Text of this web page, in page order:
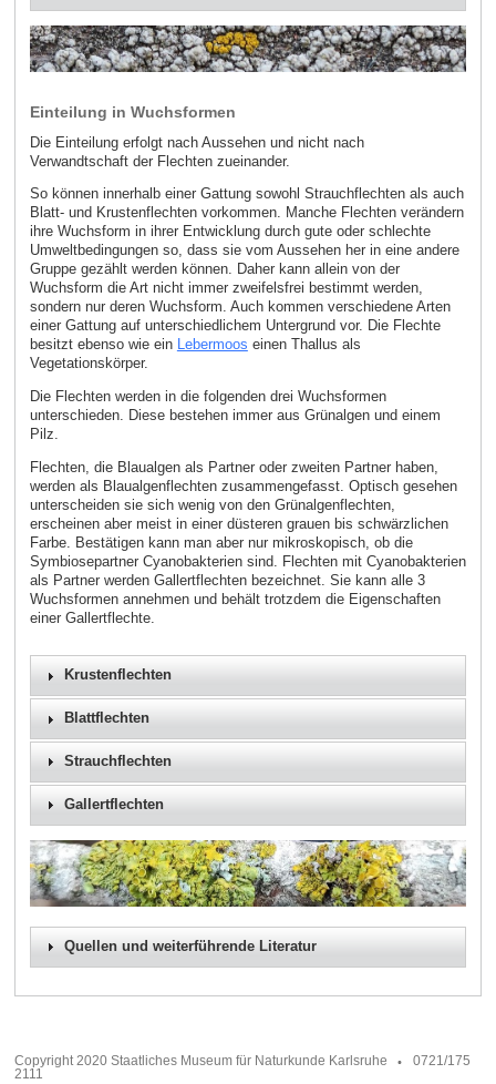
Einteilung in Wuchsformen
Die Einteilung erfolgt nach Aussehen und nicht nach
Verwandtschaft der Flechten zueinander.
So können innerhalb einer Gattung sowohl Strauchflechten als auch
Blatt- und Krustenflechten vorkommen. Manche Flechten verändern
ihre Wuchsform in ihrer Entwicklung durch gute oder schlechte
Umweltbedingungen so, dass sie vom Aussehen her in eine andere
Gruppe gezählt werden können. Daher kann allein von der
Wuchsform die Art nicht immer zweifelsfrei bestimmt werden,
sondern nur deren Wuchsform. Auch kommen verschiedene Arten
einer Gattung auf unterschiedlichem Untergrund vor. Die Flechte
besitzt ebenso wie ein Lebermoos einen Thallus als
Vegetationskörper.
Die Flechten werden in die folgenden drei Wuchsformen
unterschieden. Diese bestehen immer aus Grünalgen und einem
Pilz.
Flechten, die Blaualgen als Partner oder zweiten Partner haben,
werden als Blaualgenflechten zusammengefasst. Optisch gesehen
unterscheiden sie sich wenig von den Grünalgenflechten,
erscheinen aber meist in einer düsteren grauen bis schwärzlichen
Farbe. Bestätigen kann man aber nur mikroskopisch, ob die
Symbiosepartner Cyanobakterien sind. Flechten mit Cyanobakterien
als Partner werden Gallertflechten bezeichnet. Sie kann alle 3
Wuchsformen annehmen und behält trotzdem die Eigenschaften
einer Gallertflechte.
Krustenflechten
Blattflechten
Strauchflechten
Gallertflechten
Quellen und weiterführende Literatur
Copyright 2020 Staatliches Museum für Naturkunde Karlsruhe
0721/175
2111